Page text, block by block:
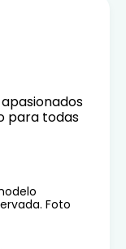
para todas
Foto